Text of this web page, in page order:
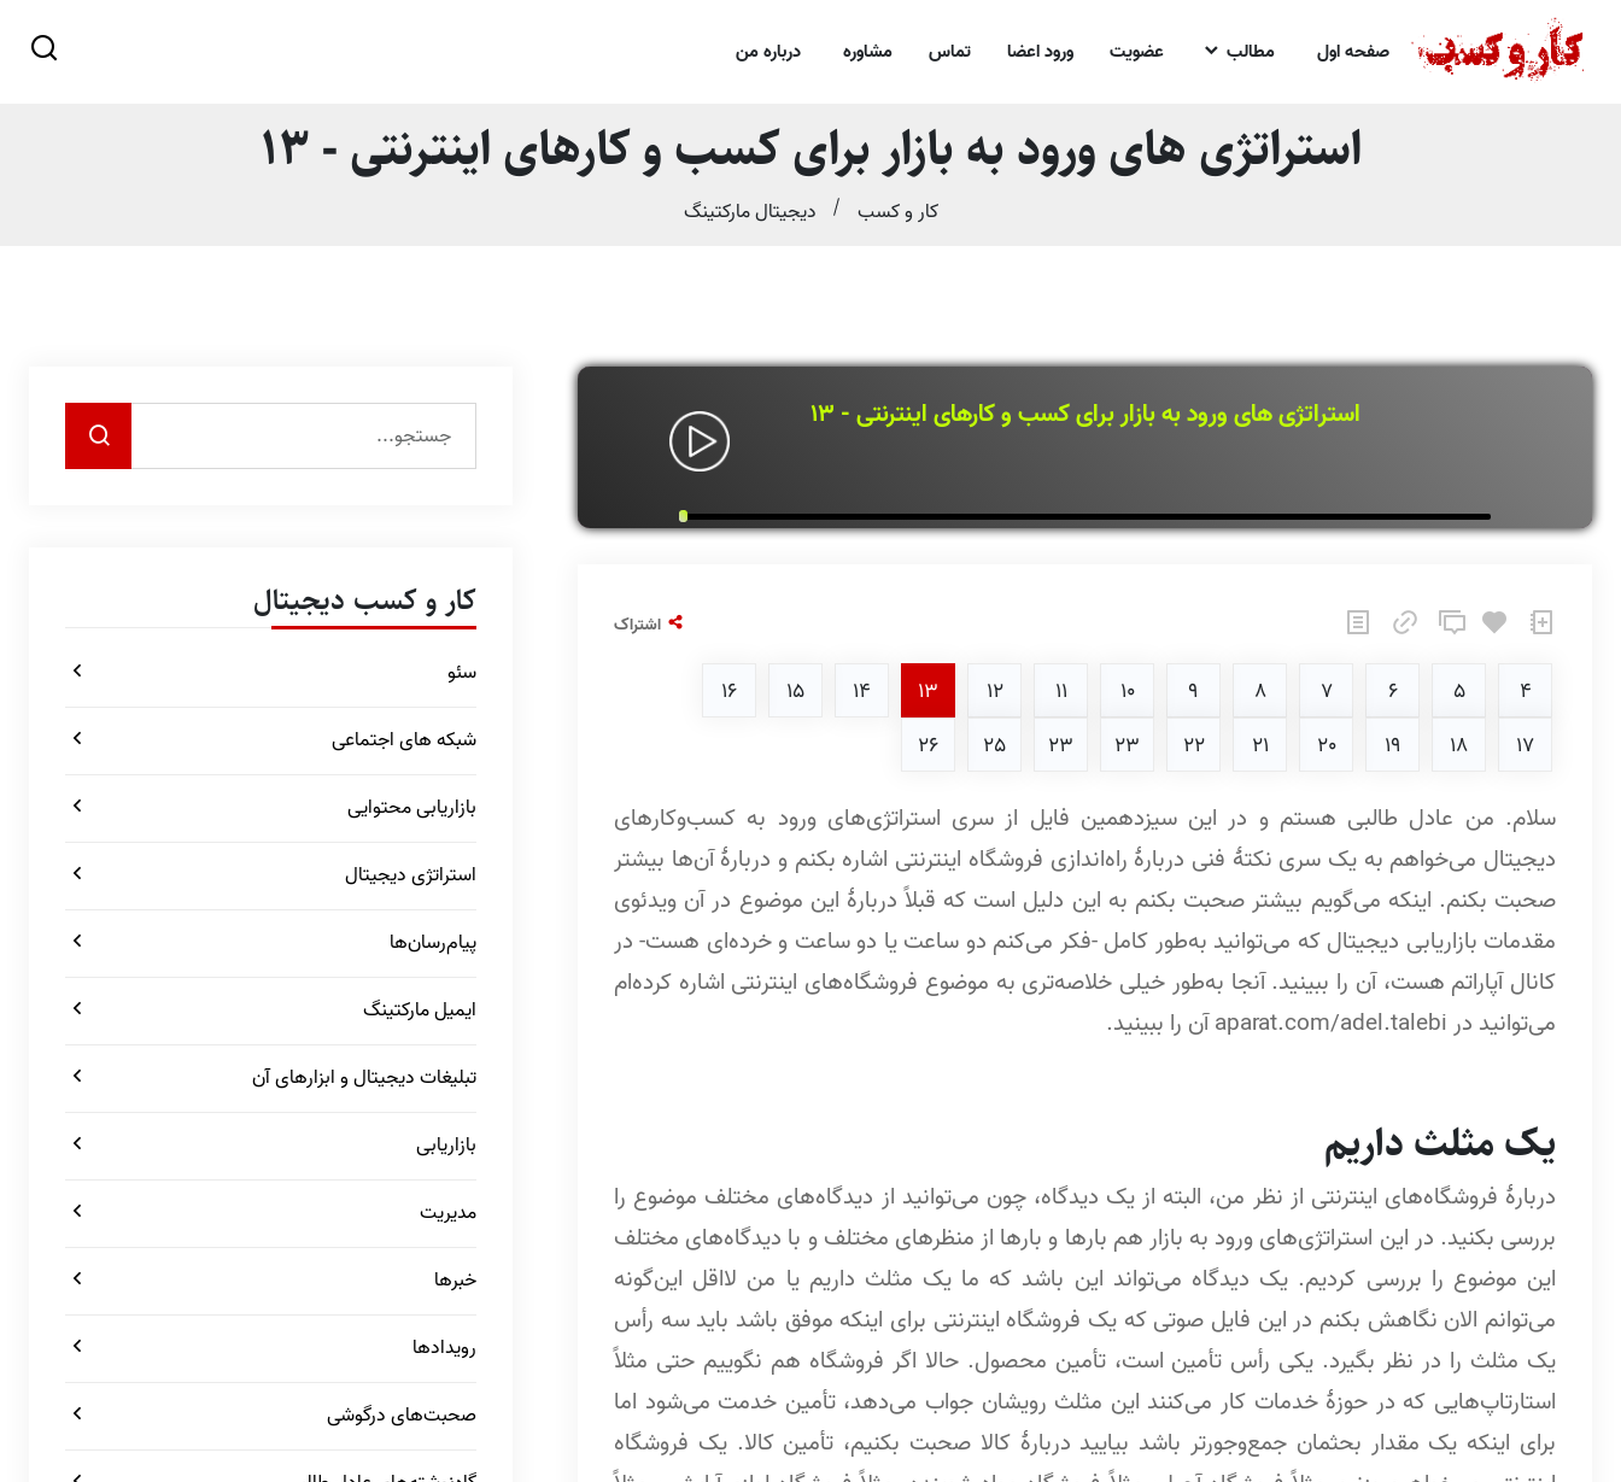
صفحه اول مطالب عضویت ورود اعضا تماس مشاوره درباره من
استراتژی های ورود به بازار برای کسب و کارهای اینترنتی - 13
کار و کسب دیجیتال مارکتینگ
استراتژی های ورود به بازار برای کسب و کارهای اینترنتی - 13
اشتراک
4
5
6
7
8
9
10
11
12
13
14
15
16
17
18
19
20
21
22
23
23
25
26
سلام. من عادل طالبی هستم و در این سیزدهمین فایل از سری استراتژی‌های ورود به کسب‌وکارهای
دیجیتال می‌خواهم به یک سری نکتۀ فنی دربارۀ راه‌اندازی فروشگاه اینترنتی اشاره بکنم و دربارۀ آن‌ها بیشتر
صحبت بکنم. اینکه می‌گویم بیشتر صحبت بکنم به این دلیل است که قبلاً دربارۀ این موضوع در آن ویدئوی
مقدمات بازاریابی دیجیتال که می‌توانید به‌طور کامل -فکر می‌کنم دو ساعت یا دو ساعت و خرده‌ای هست- در
کانال آپاراتم هست، آن را ببینید. آنجا به‌طور خیلی خلاصه‌تری به موضوع فروشگاه‌های اینترنتی اشاره کرده‌ام
می‌توانید در aparat.com/adel.talebi آن را ببینید.
یک مثلث داریم
دربارۀ فروشگاه‌های اینترنتی از نظر من، البته از یک دیدگاه، چون می‌توانید از دیدگاه‌های مختلف موضوع را
بررسی بکنید. در این استراتژی‌های ورود به بازار هم بارها و بارها از منظرهای مختلف و با دیدگاه‌های مختلف
این موضوع را بررسی کردیم. یک دیدگاه می‌تواند این باشد که ما یک مثلث داریم یا من لااقل این‌گونه
می‌توانم الان نگاهش بکنم در این فایل صوتی که یک فروشگاه اینترنتی برای اینکه موفق باشد باید سه رأس
یک مثلث را در نظر بگیرد. یکی رأس تأمین است، تأمین محصول. حالا اگر فروشگاه هم نگوییم حتی مثلاً
استارتاپ‌هایی که در حوزۀ خدمات کار می‌کنند این مثلث رویشان جواب می‌دهد، تأمین خدمت می‌شود اما
برای اینکه یک مقدار بحثمان جمع‌وجورتر باشد بیایید دربارۀ کالا صحبت بکنیم، تأمین کالا. یک فروشگاه
کار و کسب دیجیتال
سئو
شبکه های اجتماعی
بازاریابی محتوایی
استراتژی دیجیتال
پیام‌رسان‌ها
ایمیل مارکتینگ
تبلیغات دیجیتال و ابزارهای آن
بازاریابی
مدیریت
خبرها
رویدادها
صحبت‌های درگوشی